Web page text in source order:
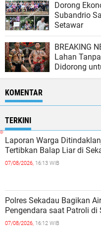
Dorong
Subandrio
Setawar
BREAKING
Lahan
Didorong
KOMENTAR
TERKINI
Laporan Warga
Tertibkan Balap Liar di
07/08/2026, 16:13 WIB
Polres Sekadau Bagikan
Pengendara saat Patroli di
07/08/2026, 16:12 WIB